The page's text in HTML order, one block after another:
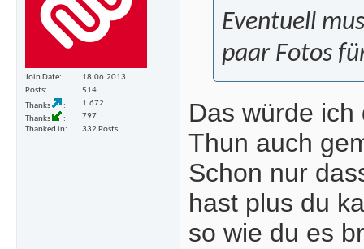
Join Date
18.06.2013
Posts
514
Thanks
1.672
Thanks
797
Thanked in
332 Posts
Eventuell
paar Fotos
Das würde
Thun auch
Schon nur
hast plus du
so wie du es